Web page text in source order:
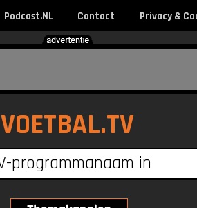
Podcast.NL Contact Privacy &
VOETBAL.TV